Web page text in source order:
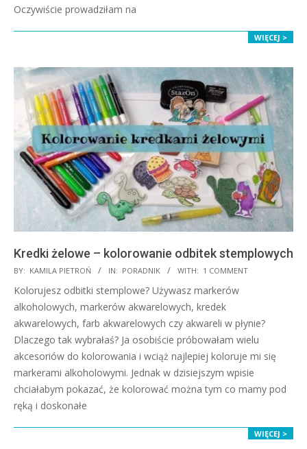
Oczywiście prowadziłam na
WIĘCEJ >
Kredki żelowe – kolorowanie odbitek stemplowych
2021-
07-
23
BY: KAMILA PIETROŃ IN: PORADNIK WITH: 1 COMMENT
Kolorujesz odbitki stemplowe? Używasz markerów
alkoholowych, markerów akwarelowych, kredek
akwarelowych, farb akwarelowych czy akwareli w płynie?
Dlaczego tak wybrałaś? Ja osobiście próbowałam wielu
akcesoriów do kolorowania i wciąż najlepiej koloruje mi się
markerami alkoholowymi. Jednak w dzisiejszym wpisie
chciałabym pokazać, że kolorować można tym co mamy pod
ręką i doskonałe
WIĘCEJ >